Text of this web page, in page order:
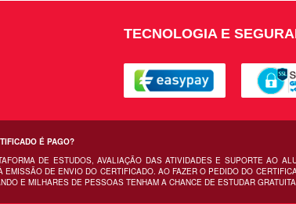
TECNOLOGIA E
É PAGO?
DE ESTUDOS, AVALIAÇÃO DAS ATIVIDADES E SUPORTE AO
DE ENVIO DO CERTIFICADO. AO FAZER O PEDIDO DO
E MILHARES DE PESSOAS TENHAM A CHANCE DE ESTUDAR